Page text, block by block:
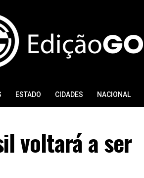
ESTADO CIDADES NACIONAL
voltará a ser